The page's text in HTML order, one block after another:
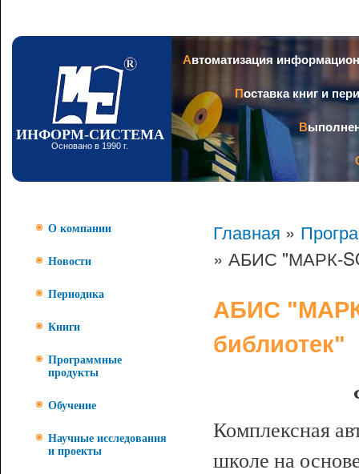
ИНФОРМ-СИСТЕМА
Основано в 1990 г.
Автоматизация
Поставка книг и
О компании
Новости
Периодика
Книги
Программные
продукты
Обучение
Научные исследования
и проекты
Главная »
» АБИС "МАРК-
АБИС
библиотек"
Комплексная
школе на